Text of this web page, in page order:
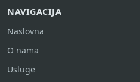
NAVIGACIJA
Naslovna
O nama
Usluge